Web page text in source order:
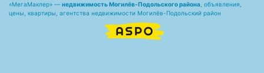
«МегаМаклер» — недвижимость Могилёв-Подольского района , объявления,
цены, квартиры, агентства недвижимости Могилёв-Подольский район